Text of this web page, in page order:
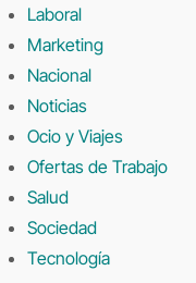
Laboral
Marketing
Nacional
Noticias
Ocio y Viajes
Ofertas de Trabajo
Salud
Sociedad
Tecnología